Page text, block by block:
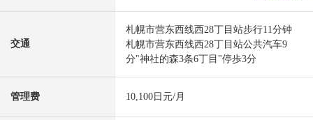
交通
札幌市营东西线西28丁目站步行11分钟
札幌市营东西线西28丁目站公共汽车9
分"神社的森3条6丁目"停歩3分
管理费 10,100日元/月